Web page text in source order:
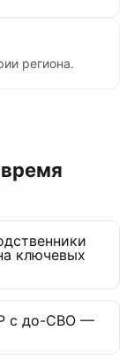
региона.
ключевых
с до-СВО —